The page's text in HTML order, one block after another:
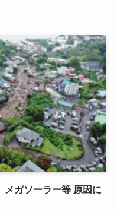
メガソーラー等 原因に